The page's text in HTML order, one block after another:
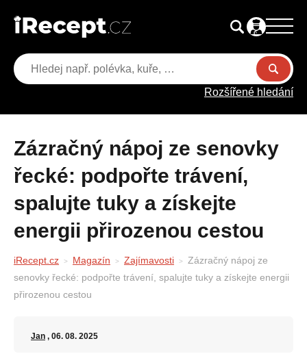
Rozšířené hledání
Zázračný nápoj ze senovky
řecké: podpořte trávení,
spalujte tuky a získejte
energii přirozenou cestou
iRecept.cz Magazín Zajímavosti
Zázračný nápoj ze
senovky řecké: podpořte trávení, spalujte tuky a získejte energii
přirozenou cestou
Jan , 06. 08. 2025